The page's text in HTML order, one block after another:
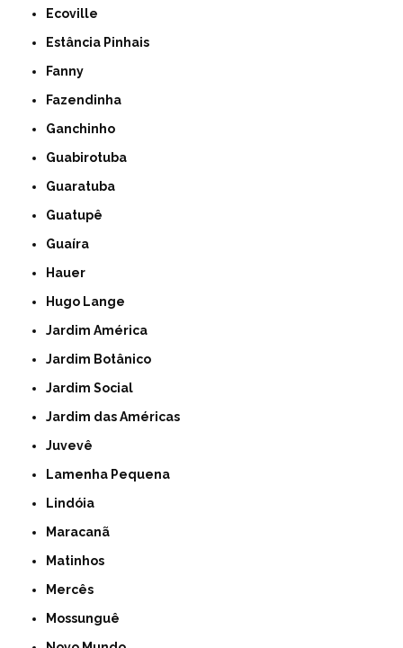
Ecoville
Estância Pinhais
Fanny
Fazendinha
Ganchinho
Guabirotuba
Guaratuba
Guatupê
Guaíra
Hauer
Hugo Lange
Jardim América
Jardim Botânico
Jardim Social
Jardim das Américas
Juvevê
Lamenha Pequena
Lindóia
Maracanã
Matinhos
Mercês
Mossunguê